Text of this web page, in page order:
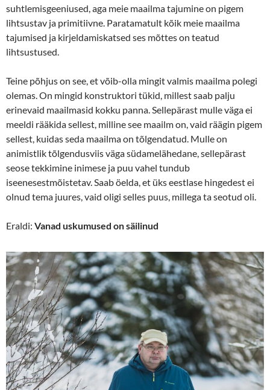
suhtlemisgeeniused, aga meie maailma tajumine on pigem
lihtsustav ja primitiivne. Paratamatult kõik meie maailma
tajumised ja kirjeldamiskatsed ses mõttes on teatud
lihtsustused.
Teine põhjus on see, et võib-olla mingit valmis maailma polegi
olemas. On mingid konstruktori tükid, millest saab palju
erinevaid maailmasid kokku panna. Sellepärast mulle väga ei
meeldi rääkida sellest, milline see maailm on, vaid räägin pigem
sellest, kuidas seda maailma on tõlgendatud. Mulle on
animistlik tõlgendusviis väga südamelähedane, sellepärast
seose tekkimine inimese ja puu vahel tundub
iseenesestmõistetav. Saab öelda, et üks eestlase hingedest ei
olnud tema juures, vaid oligi selles puus, millega ta seotud oli.
Eraldi: Vanad uskumused on säilinud